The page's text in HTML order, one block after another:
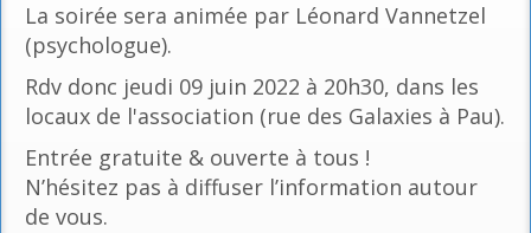
La soirée sera animée par Léonard Vannetzel
(psychologue).
Rdv donc jeudi 09 juin 2022 à 20h30, dans les
locaux de l'association (rue des Galaxies à Pau).
Entrée gratuite & ouverte à tous !
N’hésitez pas à diffuser l’information autour
de vous.